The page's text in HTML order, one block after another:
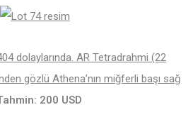
dolaylarında. AR Tetradrahmi (22
gözlü Athena’nın miğferli başı sağ
200 USD